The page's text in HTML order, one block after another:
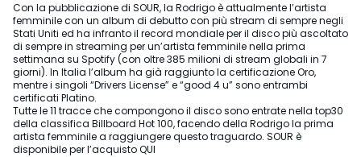
Con la pubblicazione di SOUR, la Rodrigo è attualmente l’artista
femminile con un album di debutto con più stream di sempre negli
Stati Uniti ed ha infranto il record mondiale per il disco più ascoltato
di sempre in streaming per un’artista femminile nella prima
settimana su Spotify (con oltre 385 milioni di stream globali in 7
giorni). In Italia l’album ha già raggiunto la certificazione Oro,
mentre i singoli “Drivers License” e “good 4 u” sono entrambi
certificati Platino.
Tutte le 11 tracce che compongono il disco sono entrate nella top30
della classifica Billboard Hot 100, facendo della Rodrigo la prima
artista femminile a raggiungere questo traguardo. SOUR è
disponibile per l’acquisto QUI